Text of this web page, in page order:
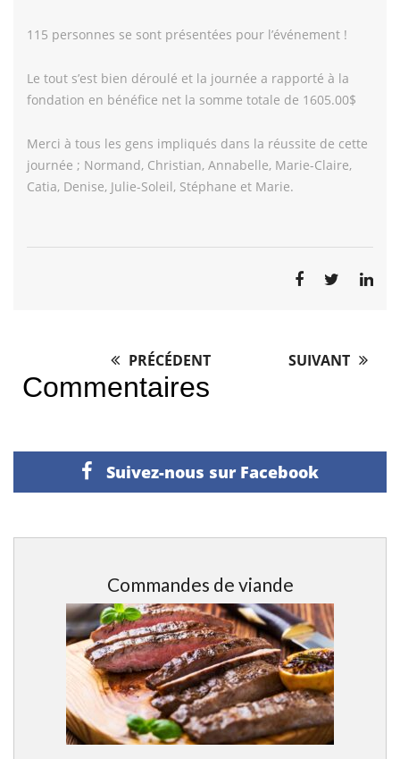
115 personnes se sont présentées pour l’événement !
Le tout s’est bien déroulé et la journée a rapporté à la
fondation en bénéfice net la somme totale de 1605.00$
Merci à tous les gens impliqués dans la réussite de cette
journée ; Normand, Christian, Annabelle, Marie-Claire,
Catia, Denise, Julie-Soleil, Stéphane et Marie.
Post
navigation
PRÉCÉDENT SUIVANT
Commentaires
Suivez-nous sur Facebook
Commandes de viande